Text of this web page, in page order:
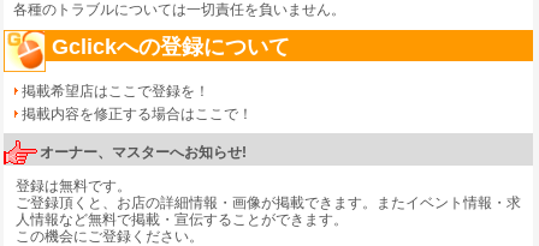
各種のトラブルについては一切責任を負いません。
Gclickへの登録について
掲載希望店はここで登録を！
掲載内容を修正する場合はここで！
オーナー、マスターへお知らせ!
登録は無料です。
ご登録頂くと、お店の詳細情報・画像が掲載できます。またイベント情報・求
人情報など無料で掲載・宣伝することができます。
この機会にご登録ください。